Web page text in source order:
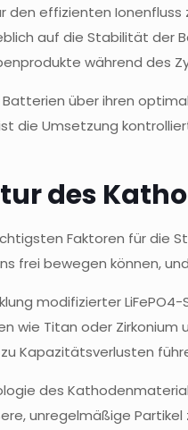
effizienten
auf die Stabilität der
während des
über ihren
die Umsetzung
des
Faktoren für
frei bewegen können,
modifizierter
Titan oder
Kapazitätsverlusten
des
unregelmäßige